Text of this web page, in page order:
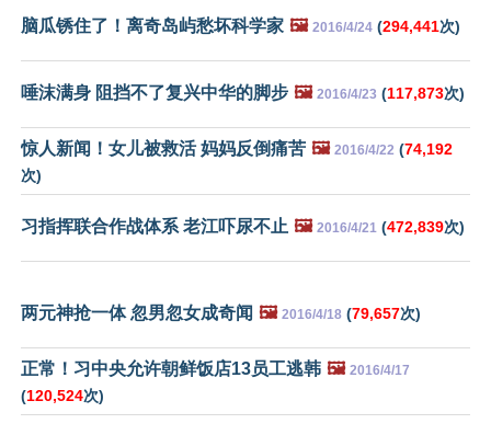
脑瓜锈住了！离奇岛屿愁坏科学家 🖼️ 2016/4/24 (294,441次)
唾沫满身 阻挡不了复兴中华的脚步 🖼️ 2016/4/23 (117,873次)
惊人新闻！女儿被救活 妈妈反倒痛苦 🖼️ 2016/4/22 (74,192
次)
习指挥联合作战体系 老江吓尿不止 🖼️ 2016/4/21 (472,839次)
两元神抢一体 忽男忽女成奇闻 🖼️ 2016/4/18 (79,657次)
正常！习中央允许朝鲜饭店13员工逃韩 🖼️ 2016/4/17
(120,524次)